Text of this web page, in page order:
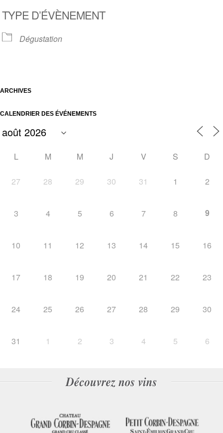
TYPE D’ÉVÈNEMENT
Dégustation
ARCHIVES
CALENDRIER DES ÉVÉNEMENTS
L M M J V S D
27 28 29 30 31 1 2
3 4 5 6 7 8 9
10 11 12 13 14 15 16
17 18 19 20 21 22 23
24 25 26 27 28 29 30
31 1 2 3 4 5 6